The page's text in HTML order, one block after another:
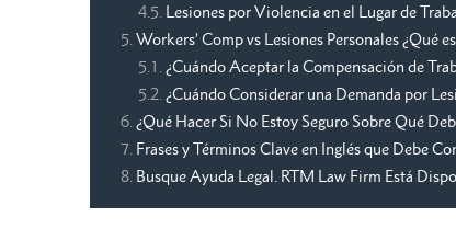
Lesiones por Violencia en el Lugar de
Workers’ Comp vs Lesiones Personales ¿Qué
¿Cuándo Aceptar la Compensación de
¿Cuándo Considerar una Demanda por
¿Qué Hacer Si No Estoy Seguro Sobre Qué
Frases y Términos Clave en Inglés que Debe
Busque Ayuda Legal. RTM Law Firm Está